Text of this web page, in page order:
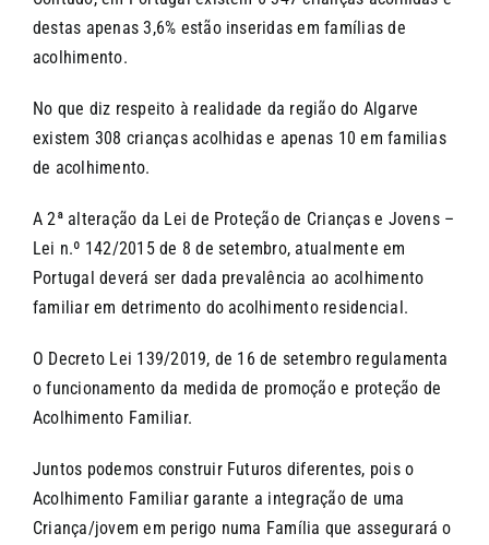
destas apenas 3,6% estão inseridas em famílias de
acolhimento.
No que diz respeito à realidade da região do Algarve
existem 308 crianças acolhidas e apenas 10 em familias
de acolhimento.
A 2ª alteração da Lei de Proteção de Crianças e Jovens –
Lei n.º 142/2015 de 8 de setembro, atualmente em
Portugal deverá ser dada prevalência ao acolhimento
familiar em detrimento do acolhimento residencial.
O Decreto Lei 139/2019, de 16 de setembro regulamenta
o funcionamento da medida de promoção e proteção de
Acolhimento Familiar.
Juntos podemos construir Futuros diferentes, pois o
Acolhimento Familiar garante a integração de uma
Criança/jovem em perigo numa Família que assegurará o